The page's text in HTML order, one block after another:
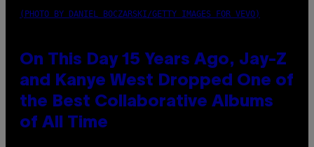
(PHOTO BY DANIEL BOCZARSKI/GETTY IMAGES FOR VEVO)
On This Day 15 Years Ago, Jay-Z
and Kanye West Dropped One of
the Best Collaborative Albums
of All Time